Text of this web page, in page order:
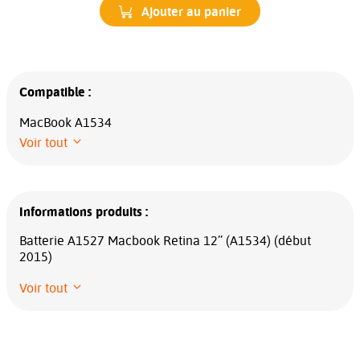
Ajouter au panier
Compatible :
MacBook A1534
Voir tout
Informations produits :
Batterie A1527 Macbook Retina 12’’ (A1534) (début
2015)
Voir tout